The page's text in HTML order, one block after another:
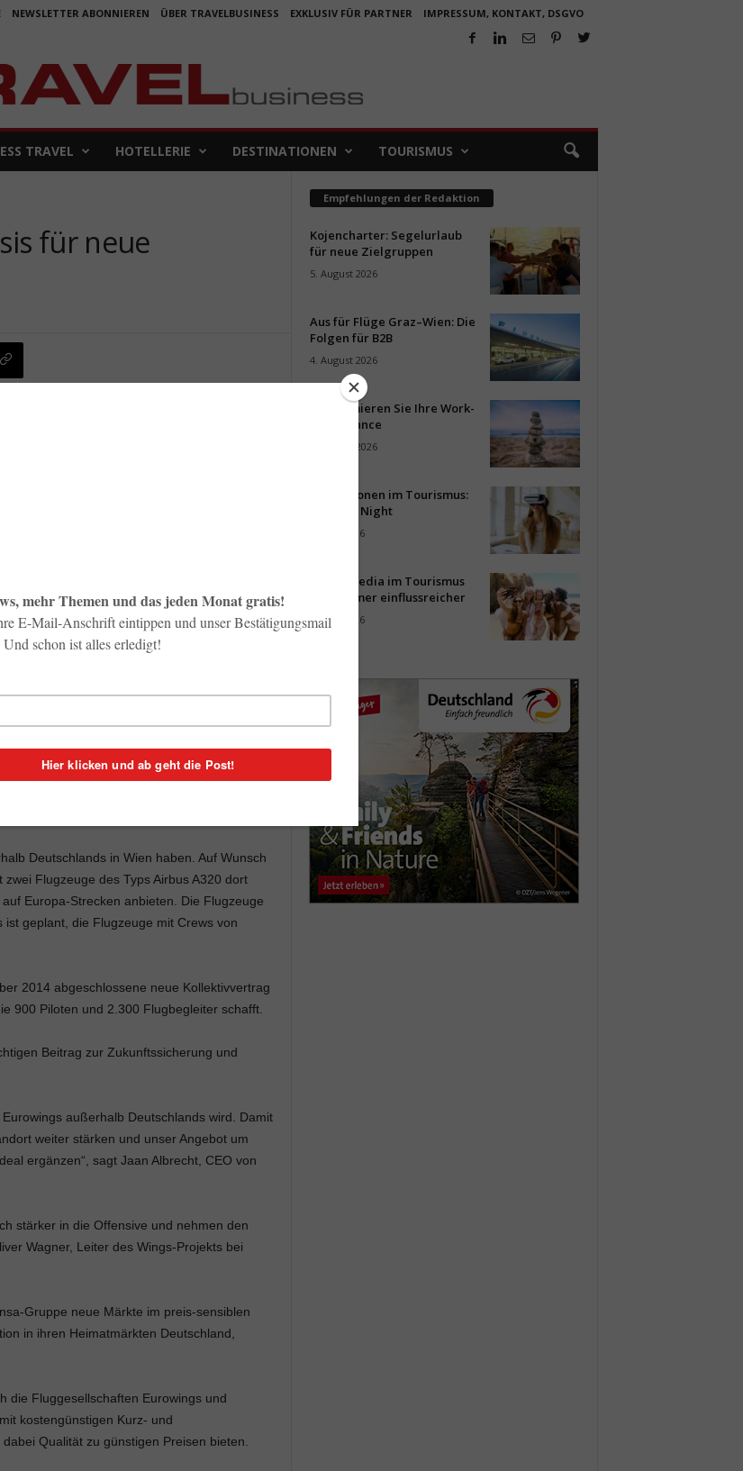
NEWSLETTER ABONNIEREN ÜBER TRAVELBUSINESS EXKLUSIV FÜR PARTNER IMPRESSUM, KONTAKT, DSGVO
TRAVEL HOTELLERIE DESTINATIONEN TOURISMUS
für neue
neuen Eurowings stationiert. Von Wien aus will die
Deutschlands in Wien haben. Auf Wunsch
Flugzeuge des Typs Airbus A320 dort
Europa-Strecken anbieten. Die Flugzeuge
geplant, die Flugzeuge mit Crews von
2014 abgeschlossene neue Kollektivvertrag
900 Piloten und 2.300 Flugbegleiter schafft.
Beitrag zur Zukunftssicherung und
außerhalb Deutschlands wird. Damit
weiter stärken und unser Angebot um
ergänzen“, sagt Jaan Albrecht, CEO von
stärker in die Offensive und nehmen den
Wagner, Leiter des Wings-Projekts bei
Gruppe neue Märkte im preis-sensiblen
in ihren Heimatmärkten Deutschland,
die Fluggesellschaften Eurowings und
kostengünstigen Kurz- und
Qualität zu günstigen Preisen bieten.
Empfehlungen der Redaktion
Kojencharter: Segelurlaub
für neue Zielgruppen
5. August 2026
Aus für Flüge Graz–Wien: Die
Folgen für B2B
4. August 2026
So optimieren Sie Ihre Work-
Life-Balance
3. August 2026
Innovationen im Tourismus:
Start-up Night
31. Juli 2026
Social Media im Tourismus
wird immer einflussreicher
30. Juli 2026